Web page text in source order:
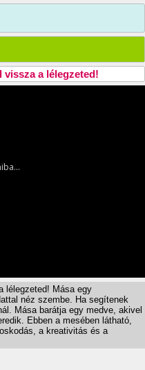
vissza a lélegzeted!
lélegzeted! Mása egy
néz szembe. Ha segítenek
Mása barátja egy medve, akivel
Ebben a mesében látható,
a kreativitás és a